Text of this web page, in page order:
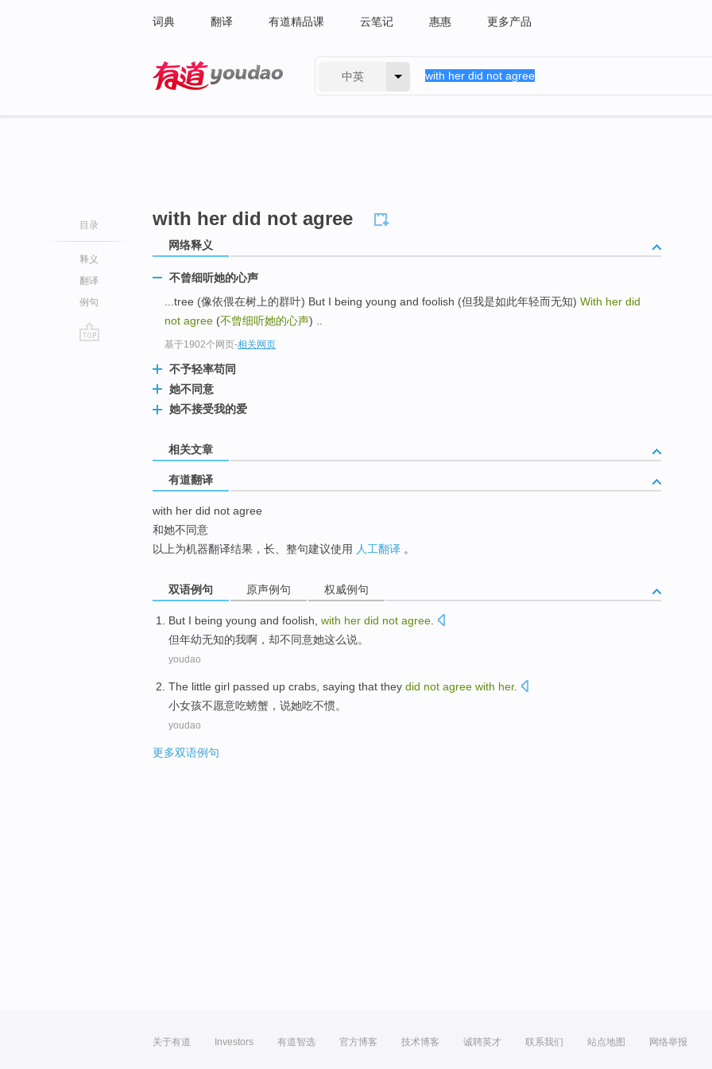
词典 翻译 有道精品课 云笔记 惠惠 更多产品
中英
目录
释义
翻译
例句
with her did not agree
网络释义
不曾细听她的心声
...tree (像依偎在树上的群叶) But I being young and foolish (但我是如此年轻而无知) With her did
not agree (不曾细听她的心声) ..
基于1902个网页-相关网页
不予轻率苟同
她不同意
她不接受我的爱
相关文章
有道翻译
with her did not agree
和她不同意
以上为机器翻译结果，长、整句建议使用 人工翻译 。
双语例句 原声例句 权威例句
But I being young and foolish with her did not agree
但年幼无知的我啊，却不同意她这么说。
youdao
The little girl passed up crabs saying that they did not agree with her.
小女孩不愿意吃螃蟹 ， 说她吃不惯。
youdao
更多双语例句
关于有道 Investors 有道智选 官方博客 技术博客 诚聘英才 联系我们 站点地图 网络举报